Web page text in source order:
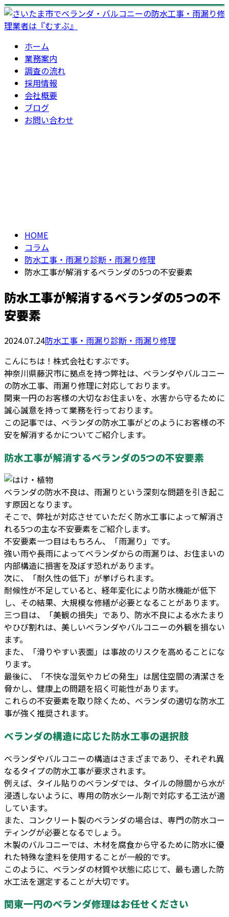
ホーム
業務案内
調査の流れ
採用情報
会社概要
ブログ
お問い合わせ
HOME
コラム
防水工事・雨漏り診断・雨漏り修理
防水工事が解消するベランダの5つの不安要素
防水工事が解消するベランダの5つの不
安要素
2024.07.24防水工事・雨漏り診断・雨漏り修理
こんにちは！株式会社むすぶです。
神奈川県藤沢市に拠点を持つ弊社は、ベランダやバルコニー
の防水工事、雨漏り修理に対応しております。
関東一円のお客様の大切なお住まいを、水害から守るために
誠心誠意を持って業務を行っております。
この記事では、ベランダの防水工事がどのようにお客様の不
安を解消するかについてご紹介します。
防水工事が解消するベランダの5つの不安要素
ベランダの防水不良は、雨漏りという深刻な問題を引き起こ
す原因となります。
そこで、弊社が対応させていただく防水工事によって解消さ
れる5つの主な不安要素をご紹介します。
不安要素一つ目はもちろん、「雨漏り」です。
強い雨や長雨によってベランダからの雨漏りは、お住まいの
内部構造に損害を及ぼす恐れがあります。
次に、「耐久性の低下」が挙げられます。
耐候性が不足していると、経年変化により防水機能が低下
し、その結果、大規模な修繕が必要となることがあります。
三つ目は、「美観の損失」であり、防水不良による水たまり
やひび割れは、美しいベランダやバルコニーの外観を損ない
ます。
また、「滑りやすい表面」は事故のリスクを高めることにな
ります。
最後に、「不快な湿気やカビの発生」は居住空間の清潔さを
脅かし、健康上の問題を招く可能性があります。
これらの不安要素を取り除くため、ベランダの適切な防水工
事が強く推奨されます。
ベランダの構造に応じた防水工事の選択肢
ベランダやバルコニーの構造はさまざまであり、それぞれ異
なるタイプの防水工事が要求されます。
例えば、タイル貼りのベランダでは、タイルの隙間から水が
浸透しないように、専用の防水シール剤で対応する工法が適
しています。
また、コンクリート製のベランダの場合は、専門の防水コー
ティングが必要となるでしょう。
木製のバルコニーでは、木材を腐食から守るために防水に優
れた特殊な塗料を使用することが一般的です。
このように、ベランダの材質や状態に応じて、最も適した防
水工法を選定することが大切です。
関東一円のベランダ修理はお任せください